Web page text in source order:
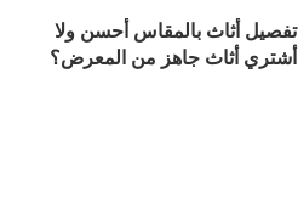
تفصيل أثاث بالمقاس أحسن ولا
أشتري أثاث جاهز من المعرض؟